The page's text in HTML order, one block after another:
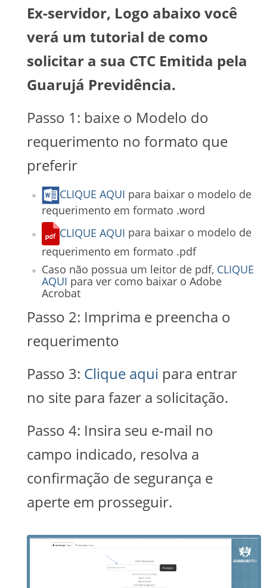
Ex-servidor, Logo abaixo você
verá um tutorial de como
solicitar a sua CTC Emitida pela
Guarujá Previdência.
Passo 1: baixe o Modelo do
requerimento no formato que
preferir
CLIQUE AQUI para baixar o modelo de
requerimento em formato .word
CLIQUE AQUI para baixar o modelo de
requerimento em formato .pdf
Caso não possua um leitor de pdf, CLIQUE
AQUI para ver como baixar o Adobe
Acrobat
Passo 2: Imprima e preencha o
requerimento
Passo 3: Clique aqui para entrar
no site para fazer a solicitação.
Passo 4: Insira seu e-mail no
campo indicado, resolva a
confirmação de segurança e
aperte em prosseguir.